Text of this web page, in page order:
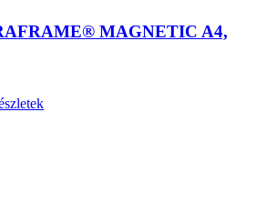
MAGNETIC A4,